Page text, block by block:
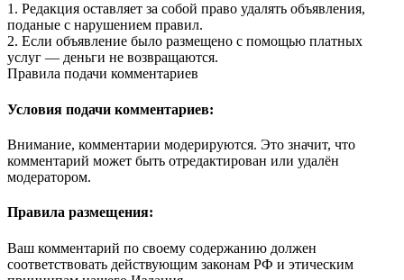
1. Редакция оставляет за собой право удалять объявления,
поданые с нарушением правил.
2. Если объявление было размещено с помощью платных
услуг — деньги не возвращаются.
Правила подачи комментариев
Условия подачи комментариев:
Внимание, комментарии модерируются. Это значит, что
комментарий может быть отредактирован или удалён
модератором.
Правила размещения:
Ваш комментарий по своему содержанию должен
соответствовать действующим законам РФ и этическим